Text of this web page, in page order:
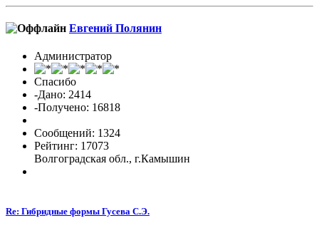
Евгений Полянин
Администратор
Спасибо
-Дано: 2414
-Получено: 16818
Сообщений: 1324
Рейтинг: 17073
Волгоградская обл., г.Камышин
Re: Гибридные формы Гусева С.Э.